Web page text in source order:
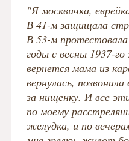
"Я москвичка,
В 41-м защищала
В 53-м
годы с весны 1937-
вернется мама из
вернулась,
за нищенку. И все
по моему
желудка, и по